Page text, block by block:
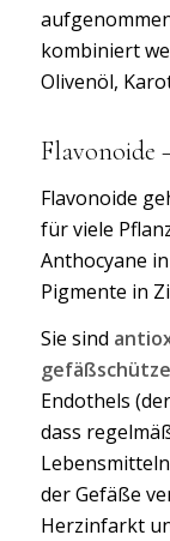
kombiniert
Olivenöl,
Flavonoide
Flavonoide
für viele
Anthocyane
Pigmente in
Sie sind
Endothels
dass
der Gefäße
Herzinfarkt